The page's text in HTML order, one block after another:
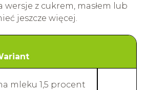
wersje z cukrem, masłem lub
jeszcze więcej.
mleku 1,5 procent